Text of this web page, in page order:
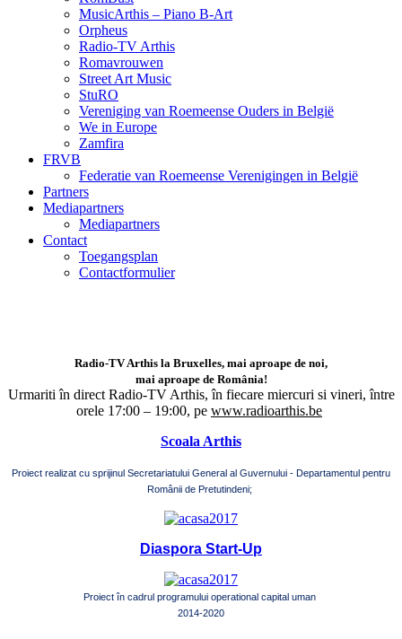
MusicArthis – Piano B-Art
Orpheus
Radio-TV Arthis
Romavrouwen
Street Art Music
StuRO
Vereniging van Roemeense Ouders in België
We in Europe
Zamfira
FRVB
Federatie van Roemeense Verenigingen in België
Partners
Mediapartners
Mediapartners
Contact
Toegangsplan
Contactformulier
Radio-TV Arthis la Bruxelles, mai aproape de noi,
mai aproape de România!
Urmariti în direct Radio-TV Arthis, în fiecare miercuri si vineri, între
orele 17:00 – 19:00, pe www.radioarthis.be
Scoala Arthis
Proiect realizat cu sprijinul Secretariatului General al Guvernului - Departamentul pentru
Românii de Pretutindeni;
Diaspora Start-Up
Proiect în cadrul programului operational capital uman
2014-2020